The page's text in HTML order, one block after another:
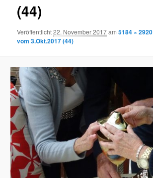
(44)
Veröffentlicht22. November 2017am5184 × 2920
vom 3.Okt.2017 (44)